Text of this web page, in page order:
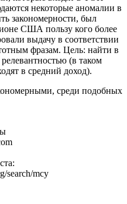
некоторые аномалии в
закономерности, был
США пользу кого более
выдачу в соответствии
фразам. Цель: найти в
(в таком
в средний доход).
среди подобных
search/mcy